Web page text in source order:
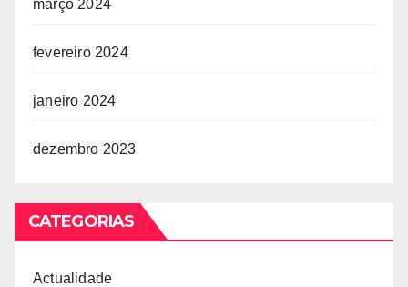
março 2024
fevereiro 2024
janeiro 2024
dezembro 2023
CATEGORIAS
Actualidade